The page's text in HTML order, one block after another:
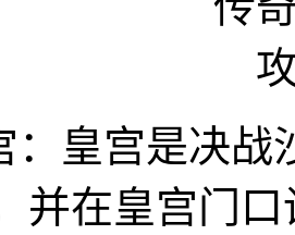
：皇宫是决
并在皇宫门